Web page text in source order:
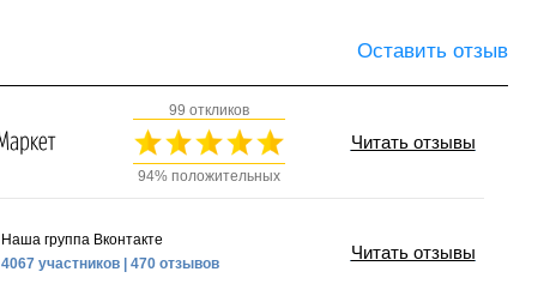
Оставить отзыв
99 откликов
94% положительных
Читать отзывы
Наша группа Вконтакте
4067 участников | 470 отзывов
Читать отзывы